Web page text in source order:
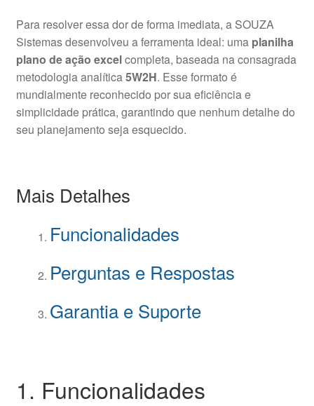
Para resolver essa dor de forma imediata, a SOUZA
Sistemas desenvolveu a ferramenta ideal: uma planilha
plano de ação excelcompleta, baseada na consagrada
metodologia analítica5W2H. Esse formato é
mundialmente reconhecido por sua eficiência e
simplicidade prática, garantindo que nenhum detalhe do
seu planejamento seja esquecido.
Mais Detalhes
Funcionalidades
Perguntas e Respostas
Garantia e Suporte
1. Funcionalidades